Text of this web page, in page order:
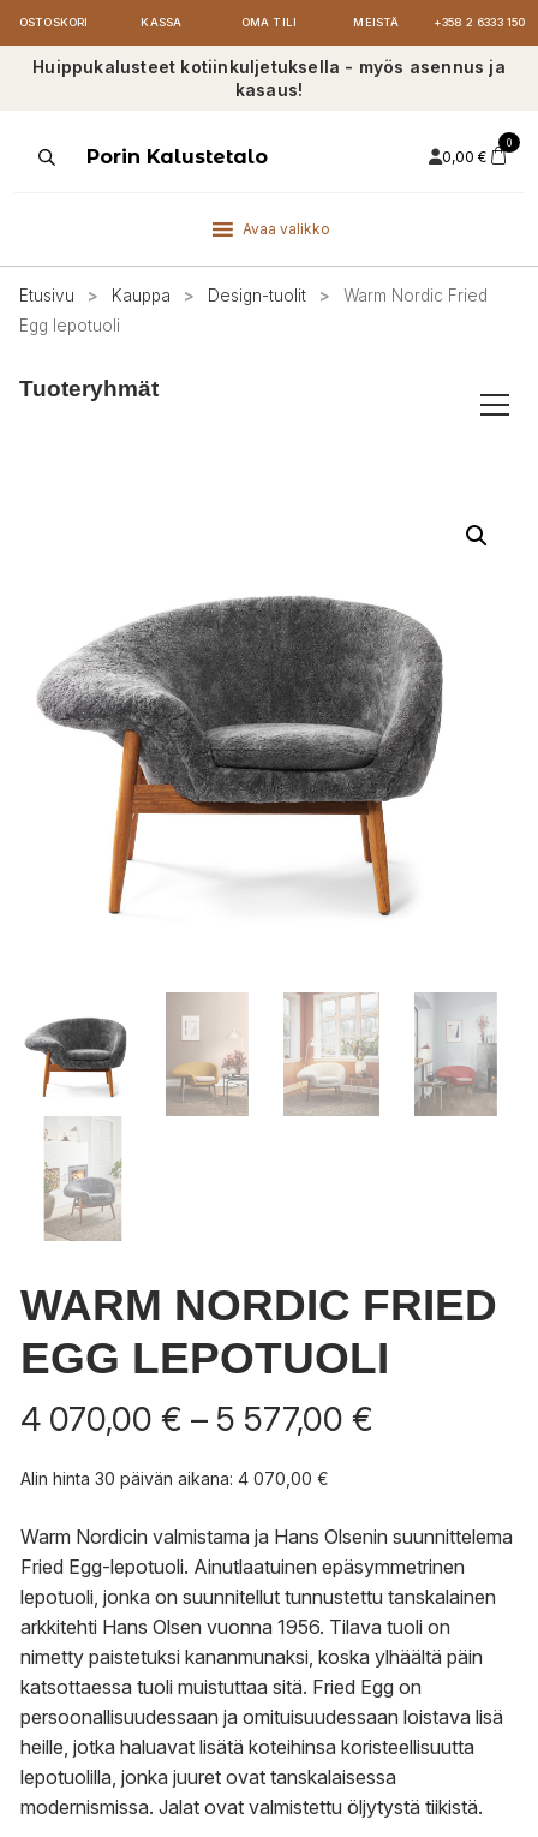
OSTOSKORI KASSA OMA TILI MEISTÄ +358 2 6333 150
Huippukalusteet kotiinkuljetuksella - myös asennus ja
kasaus!
ProductsPorin Kalustetalo 0,00 €
0
Avaa valikko
Etusivu > Kauppa > Design-tuolit >
Warm Nordic Fried
Egg lepotuoli
Tuoteryhmät
WARM NORDIC FRIED
EGG LEPOTUOLI
4 070,00 € – 5 577,00 €
5
577,00 €
Alin hinta 30 päivän aikana: 4 070,00 €
Warm Nordicin valmistama ja Hans Olsenin suunnittelema
Fried Egg-lepotuoli. Ainutlaatuinen epäsymmetrinen
lepotuoli, jonka on suunnitellut tunnustettu tanskalainen
arkkitehti Hans Olsen vuonna 1956. Tilava tuoli on
nimetty paistetuksi kananmunaksi, koska ylhäältä päin
katsottaessa tuoli muistuttaa sitä. Fried Egg on
persoonallisuudessaan ja omituisuudessaan loistava lisä
heille, jotka haluavat lisätä koteihinsa koristeellisuutta
lepotuolilla, jonka juuret ovat tanskalaisessa
modernismissa. Jalat ovat valmistettu öljytystä tiikistä.